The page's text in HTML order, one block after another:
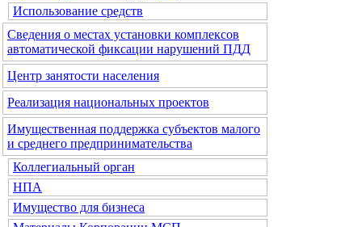
Использование средств
Сведения о местах установки комплексов
автоматической фиксации нарушений ПДД
Центр занятости населения
Реализация национальных проектов
Имущественная поддержка субъектов малого
и среднего предпринимательства
Коллегиальный орган
НПА
Имущество для бизнеса